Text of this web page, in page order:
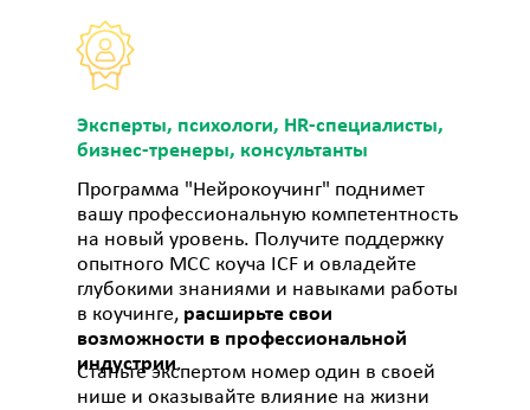
Эксперты, психологи, HR-специалисты,
бизнес-тренеры, консультанты
Программа "Нейрокоучинг" поднимет
вашу профессиональную компетентность
на новый уровень. Получите поддержку
опытного МСС коуча ICF и овладейте
глубокими знаниями и навыками работы
в коучинге, расширьте свои
возможности в профессиональной
индустрии.
Станьте экспертом номер один в своей
нише и оказывайте влияние на жизни